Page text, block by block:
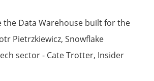
the Data Warehouse built for the
Pietrzkiewicz, Snowflake
sector - Cate Trotter, Insider